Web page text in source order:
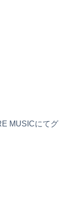
MUSICにてグ